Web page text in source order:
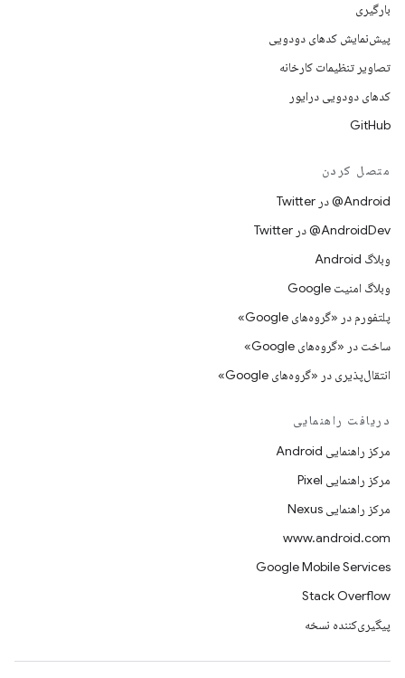
بارگیری
پیش‌نمایش کدهای دودویی
تصاویر تنظیمات کارخانه
کدهای دودویی درایور
GitHub
متصل کردن
Android@ در Twitter
AndroidDev@ در Twitter
وبلاگ Android
وبلاگ امنیت Google
پلتفورم در «گروه‌های Google»
ساخت در «گروه‌های Google»
انتقال‌پذیری در «گروه‌های Google»
دریافت راهنمایی
مرکز راهنمایی Android
مرکز راهنمایی Pixel
مرکز راهنمایی Nexus
www.android.com
Google Mobile Services
Stack Overflow
پیگیری‌کننده نسخه